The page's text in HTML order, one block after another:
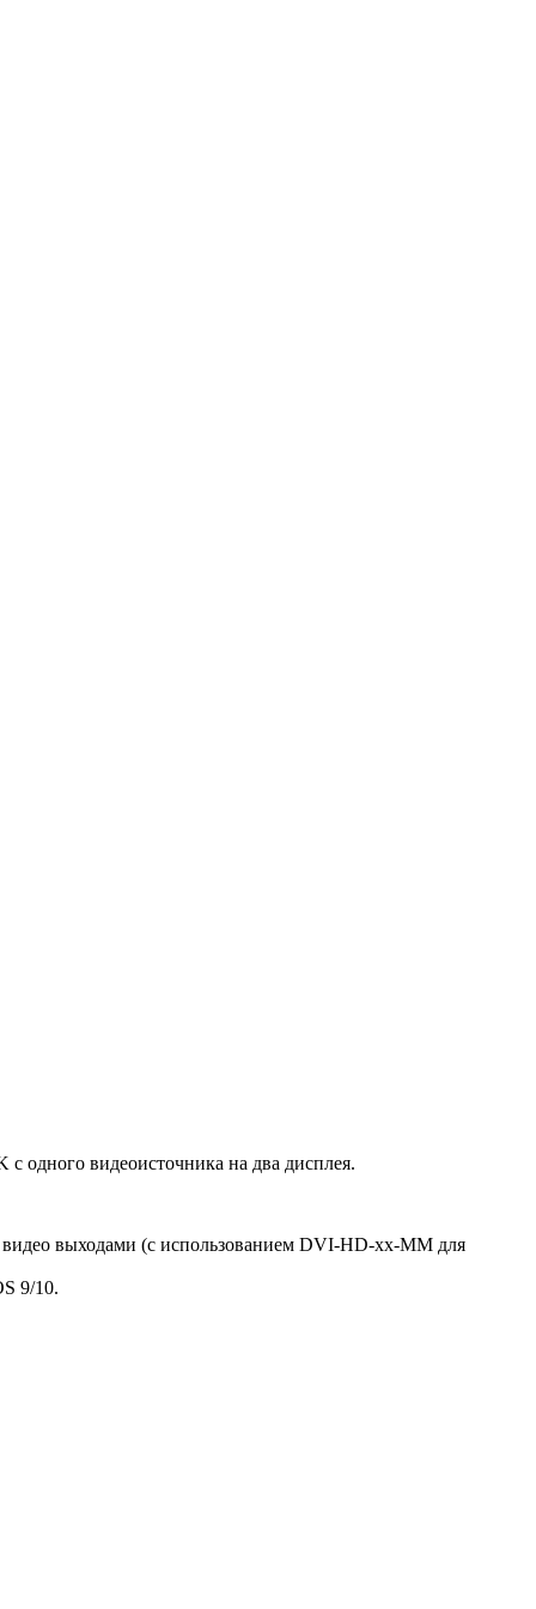
одного видеоисточника на два дисплея.
выходами (с использованием DVI-HD-xx-MM для
9/10.